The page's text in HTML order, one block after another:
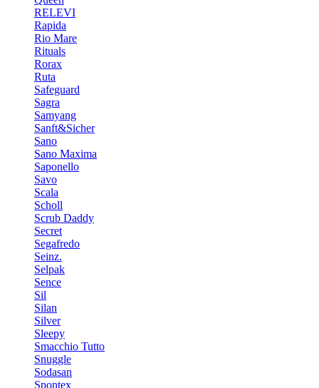
RELEVI
Rapida
Rio Mare
Rituals
Rorax
Ruta
Safeguard
Sagra
Samyang
Sanft&Sicher
Sano
Sano Maxima
Saponello
Savo
Scala
Scholl
Scrub Daddy
Secret
Segafredo
Seinz.
Selpak
Sence
Sil
Silan
Silver
Sleepy
Smacchio Tutto
Snuggle
Sodasan
Spontex